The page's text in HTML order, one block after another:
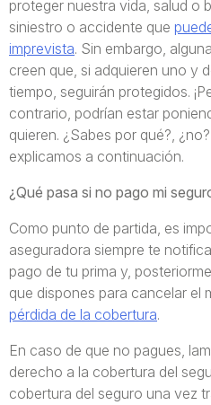
proteger nuestra vida, salud o
siniestro o accidente que
imprevista. Sin embargo,
creen que, si adquieren uno y
tiempo, seguirán protegidos.
contrario, podrían estar
quieren. ¿Sabes por qué?,
explicamos a continuación.
¿Qué pasa si no pago mi
Como punto de partida, es
aseguradora siempre te
pago de tu prima y,
que dispones para cancelar el
pérdida de la cobertura.
En caso de que no pagues,
derecho a la cobertura del
cobertura del seguro una vez